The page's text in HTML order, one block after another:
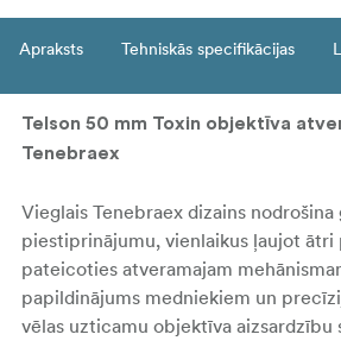
Apraksts Tehniskās specifikācijas
Telson 50 mm Toxin objektīva
Tenebraex
Vieglais Tenebraex dizains
piestiprinājumu, vienlaikus ļaujot
pateicoties atveramajam
papildinājums medniekiem un
vēlas uzticamu objektīva aizsardzību